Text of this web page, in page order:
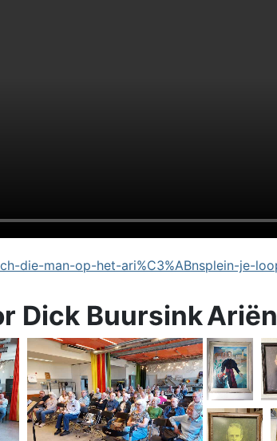
die-man-op-het-ari%C3%ABnsplein-je-
Dick Buursink